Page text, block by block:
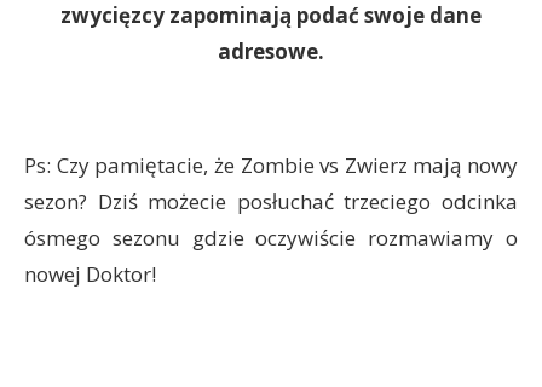
zwycięzcy zapominają podać swoje dane
adresowe.
Ps: Czy pamiętacie, że Zombie vs Zwierz mają nowy
sezon? Dziś możecie posłuchać trzeciego odcinka
ósmego sezonu gdzie oczywiście rozmawiamy o
nowej Doktor!